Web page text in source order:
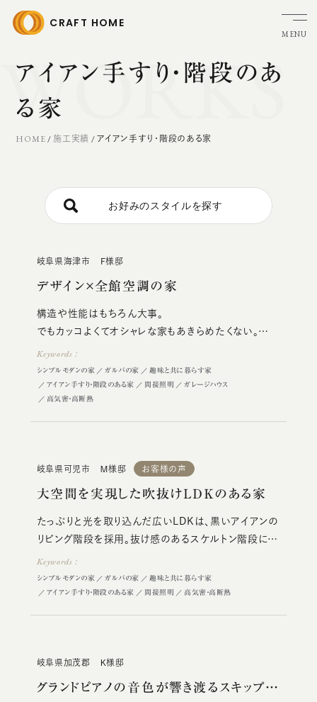
CRAFT HOME
ブランドストーリー
クラフトホームの家づくり
アフターメンテナンス
ガレージ・トレーラーハウス
新築分譲・土地販売情報
お客様の声
イベント・見学会
モデルハウス
土地の探し方
会社概要 新着情報 ブログ サイトマップ
プライバシーポリシー
0120-706-764
［受付時間］ 10:00〜18:00
MENU
アイアン手すり・階段のあ
る家
HOME/ 施工実績 /アイアン手すり・階段のある家
お好みのスタイルを探す
岐阜県海津市 Ｆ様邸
デザイン×全館空調の家
構造や性能はもちろん大事。
でもカッコよくてオシャレな家もあきらめたくない。
そんなこだわりを詰め込んだＦ様邸。
Keywords：
シンプルモダンの家 ガルバの家
趣味と共に暮らす家
アイアン手すり・階段のある家
間接照明
ガレージハウス
高気密・高断熱
岐阜県可児市 Ｍ様邸 お客様の声
大空間を実現した吹抜けＬＤＫのある家
たっぷりと光を取り込んだ広いLDKは、黒いアイアンの
リビング階段を採用。抜け感のあるスケルトン階段にし
たことで、圧迫感のない印象的なリビングを演出。
窓や建具の高さは2.4ｍに。吹抜けとの相乗効果で視
覚的な広さと明るさが生まれ、のびのびと暮らせるとい
Keywords：
シンプルモダンの家 ガルバの家
趣味と共に暮らす家
アイアン手すり・階段のある家
間接照明 高気密・高断熱
岐阜県加茂郡 Ｋ様邸
グランドピアノの音色が響き渡るスキップフ…